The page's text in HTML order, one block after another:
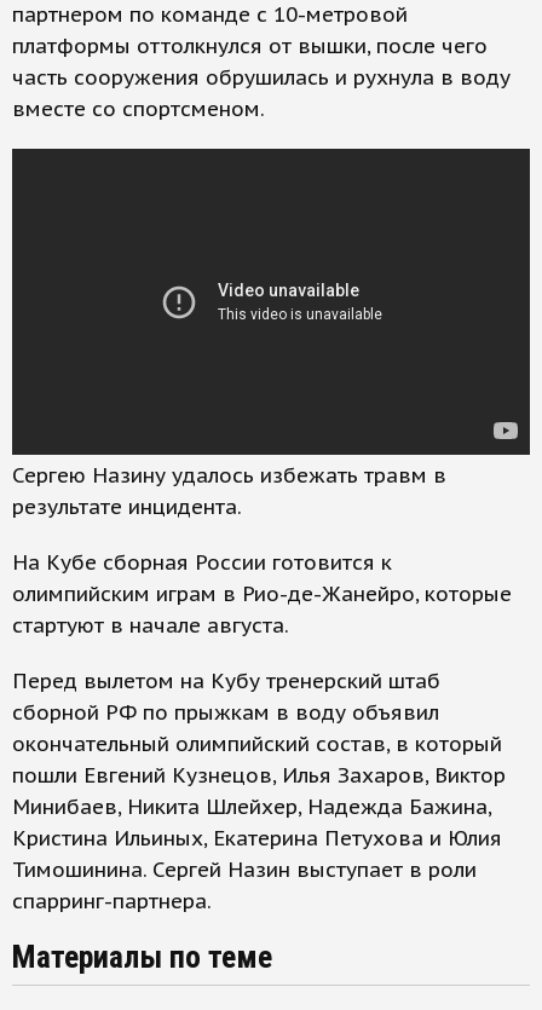
партнером по команде с 10-метровой
платформы оттолкнулся от вышки, после чего
часть сооружения обрушилась и рухнула в воду
вместе со спортсменом.
Сергею Назину удалось избежать травм в
результате инцидента.
На Кубе сборная России готовится к
олимпийским играм в Рио-де-Жанейро, которые
стартуют в начале августа.
Перед вылетом на Кубу тренерский штаб
сборной РФ по прыжкам в воду объявил
окончательный олимпийский состав, в который
пошли Евгений Кузнецов, Илья Захаров, Виктор
Минибаев, Никита Шлейхер, Надежда Бажина,
Кристина Ильиных, Екатерина Петухова и Юлия
Тимошинина. Сергей Назин выступает в роли
спарринг-партнера.
Материалы по теме